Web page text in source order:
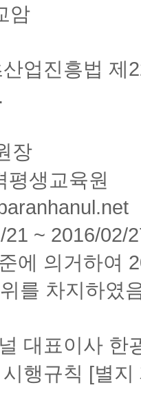
암
업진흥법 제
장
평생교육원
~ 2016/02/
에 의거하여
를 차지하였
대표이사 한
행규칙 [별지